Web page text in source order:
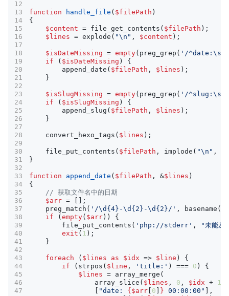
function handle_file ( $filePath )
{
$content = file_get_contents ( $filePath );
$lines = explode ( "\n " , $content );
$isDateMissing = empty( preg_grep ( '/
if
( $isDateMissing )
{
append_date ( $filePath , $lines );
}
$isSlugMissing = empty( preg_grep ( '/^slug:\s/'
if
( $isSlugMissing )
{
append_slug ( $filePath , $lines );
}
convert_hexo_tags ( $lines );
file_put_contents ( $filePath , implode ( "\n " ,
}
function append_date ( $filePath , &$lines )
{
$arr =
[];
preg_match ( '/\d{4}-\d{2}-\d{2}/' , basename (
if
( empty( $arr ))
{
file_put_contents ( 'php://stderr' ,
"未能从
exit ( 1 );
}
foreach ( $lines as $idx => $line )
{
if
( strpos ( $line , 'title:' ) === 0 )
{
$lines = array_merge (
array_slice ( $lines , 0 , $idx + 1
"date: { $arr 0 } 00:00:00"
],